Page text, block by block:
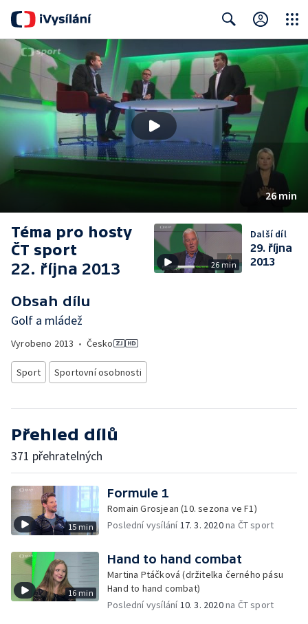
Search Close
26 min
Téma pro hosty
ČT sport
22. října 2013
Obsah dílu
Golf a mládež
Vyrobeno 2013 • Česko
Sport Sportovní osobnosti
26 min
Další díl
29. října
2013
Přehled dílů
371 přehratelných
15 min
Formule 1
Romain Grosjean (10. sezona ve F1)
Poslední vysílání17. 3. 2020na ČT sport
16 min
Hand to hand combat
Martina Ptáčková (držitelka černého pásu
Hand to hand combat)
Poslední vysílání10. 3. 2020na ČT sport